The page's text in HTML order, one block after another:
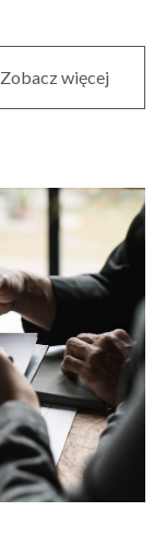
Zobacz więcej